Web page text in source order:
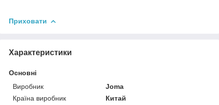
Приховати
Характеристики
Основні
Виробник
Joma
Країна виробник
Китай